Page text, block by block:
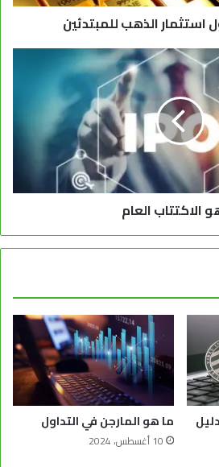
الذهب للمبتدئين
الاكتتاب العام
ما هو المارجن في التداول
10 أغسطس، 2024